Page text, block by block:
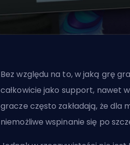
Bez względu na to, w jaką grę
całkowicie jako support, nawet
gracze często zakładają, że dla
niemożliwe wspinanie się po